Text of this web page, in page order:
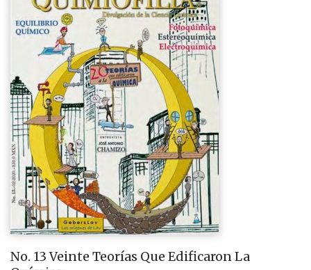
No. 13 Veinte Teorías Que Edificaron La